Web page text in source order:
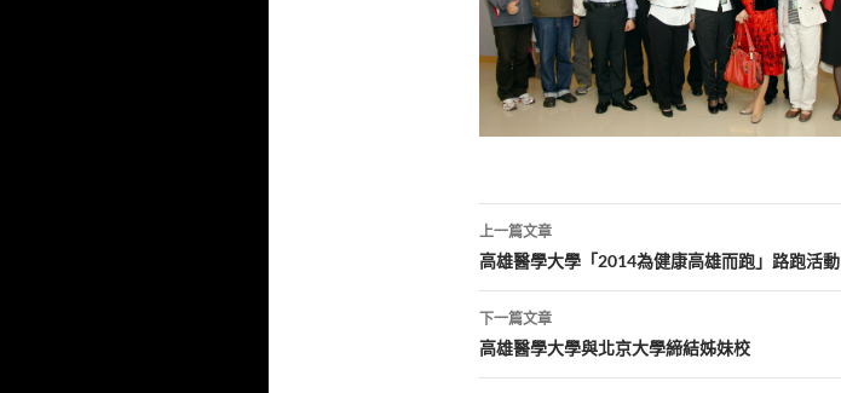
文
章
導
覽
上一篇文章
高雄醫學大學「2014為健康高雄而跑」路跑活動
下一篇文章
高雄醫學大學與北京大學締結姊妹校